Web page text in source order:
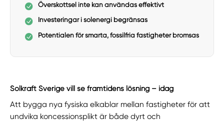
Överskottsel inte kan användas effektivt
Investeringar i solenergi begränsas
Potentialen för smarta, fossilfria fastigheter bromsas
Solkraft Sverige vill se framtidens lösning – idag
Att bygga nya fysiska elkablar mellan fastigheter för att
undvika koncessionsplikt är både dyrt och